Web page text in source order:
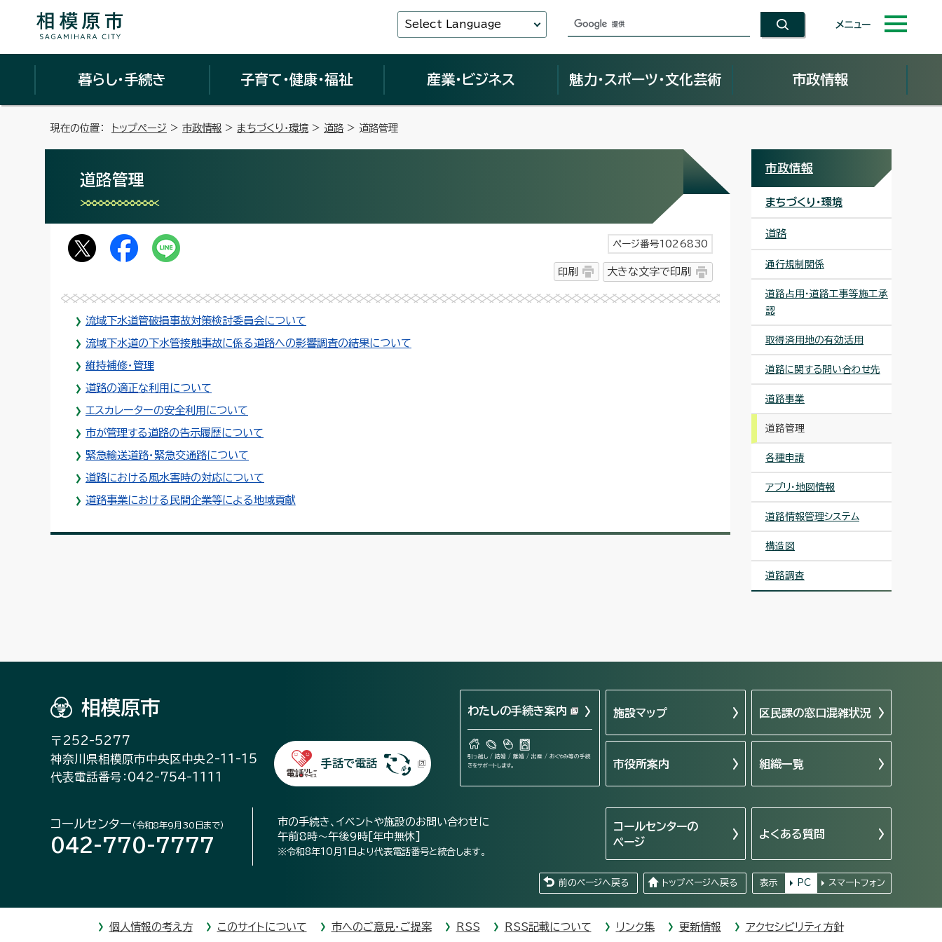
Select Language メニュー
暮らし・手続き 子育て・健康・福祉 産業・ビジネス 魅力・スポーツ・文化芸術 市政情報
現在の位置： トップページ > 市政情報 > まちづくり・環境 > 道路 > 道路管理
道路管理
ページ番号1026830
印刷 大きな文字で印刷
流域下水道管破損事故対策検討委員会について
流域下水道の下水管接触事故に係る道路への影響調査の結果について
維持補修・管理
道路の適正な利用について
エスカレーターの安全利用について
市が管理する道路の告示履歴について
緊急輸送道路・緊急交通路について
道路における風水害時の対応について
道路事業における民間企業等による地域貢献
市政情報
まちづくり・環境
道路
通行規制関係
道路占用・道路工事等施工承
認
取得済用地の有効活用
道路に関する問い合わせ先
道路事業
道路管理
各種申請
アプリ・地図情報
道路情報管理システム
構造図
道路調査
相模原市
〒252-5277
神奈川県相模原市中央区中央2-11-15
代表電話番号：042-754-1111
手話で電話
わたしの手続き案内
引っ越し / 結婚 / 離婚 / 出産 / おくやみ等の手続
きをサポートします。
施設マップ 区民課の窓口混雑状況
市役所案内 組織一覧
コールセンター （令和8年9月30日まで）
042-770-7777
市の手続き、イベントや施設のお問い合わせに
午前8時～午後9時[年中無休]
※令和8年10月1日より代表電話番号と統合します。
コールセンターの
ページ
よくある質問
前のページへ戻る トップページへ戻る 表示 PC スマートフォン
個人情報の考え方 このサイトについて 市へのご意見・ご提案 RSS RSS記載について リンク集 更新情報 アクセシビリティ方針